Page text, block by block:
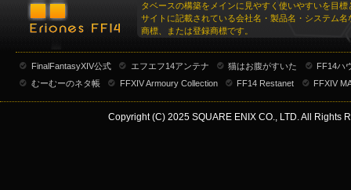
タベースの構築をメインに見やすく使いやすいを目標
サイトに記載されている会社名・製品名・システム名
商標、または登録商標です。
FinalFantasyXIV公式 エフエフ14アンテナ 猫はお腹がすいた
FF14ハ
むーむーのネタ帳
FFXIV Armoury Collection FF14 Restanet FFXIV
Copyright (C) 2025 SQUARE ENIX CO., LTD. All Rights